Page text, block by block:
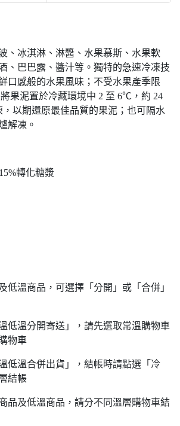
、冰淇淋、淋醬、水果慕斯、水果軟
、巴巴露、醬汁等。獨特的急速冷凍技
口感般的水果風味；不受水果產季限
果泥置於冷藏環境中 2 至 6℃，約 24
，以期還原最佳品質的果泥；也可隔水
解凍。
轉化糖漿
溫商品，可選擇「分開」或「合併」
分開寄送」，請先選取常溫購物車
物車
合併出貨」，結帳時請點選「冷
結帳
品及低溫商品，請分不同溫層購物車結